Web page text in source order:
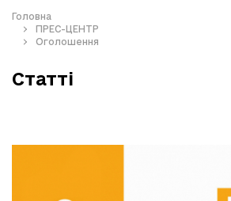
Головна
ПРЕС-ЦЕНТР
Оголошення
Статті